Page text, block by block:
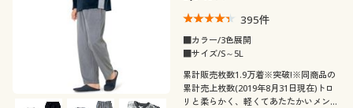
395件
■カラー/3色展開
■サイズ/S～5L
累計販売枚数1.9万着※突破!※同商品の
累計売上枚数(2019年8月31日現在)トロ
リと柔らかく、軽くてあたたかいメンズ